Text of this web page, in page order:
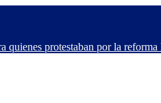
quienes protestaban por la